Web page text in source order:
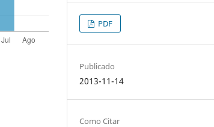
PDF
Publicado
2013-11-14
Como Citar